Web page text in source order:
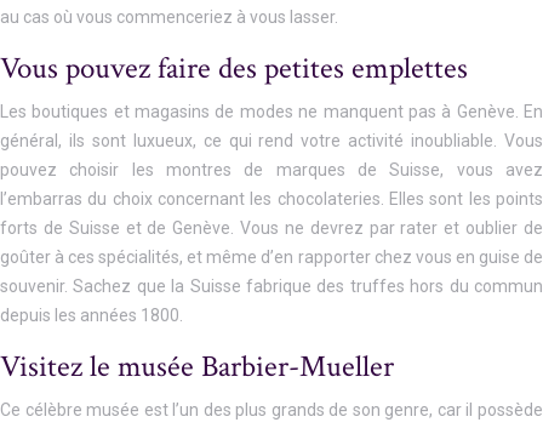
au cas où vous commenceriez à vous lasser.
Vous pouvez faire des petites emplettes
Les boutiques et magasins de modes ne manquent pas à Genève. En
général, ils sont luxueux, ce qui rend votre activité inoubliable. Vous
pouvez choisir les montres de marques de Suisse, vous avez
l’embarras du choix concernant les chocolateries. Elles sont les points
forts de Suisse et de Genève. Vous ne devrez par rater et oublier de
goûter à ces spécialités, et même d’en rapporter chez vous en guise de
souvenir. Sachez que la Suisse fabrique des truffes hors du commun
depuis les années 1800.
Visitez le musée Barbier-Mueller
Ce célèbre musée est l’un des plus grands de son genre, car il possède